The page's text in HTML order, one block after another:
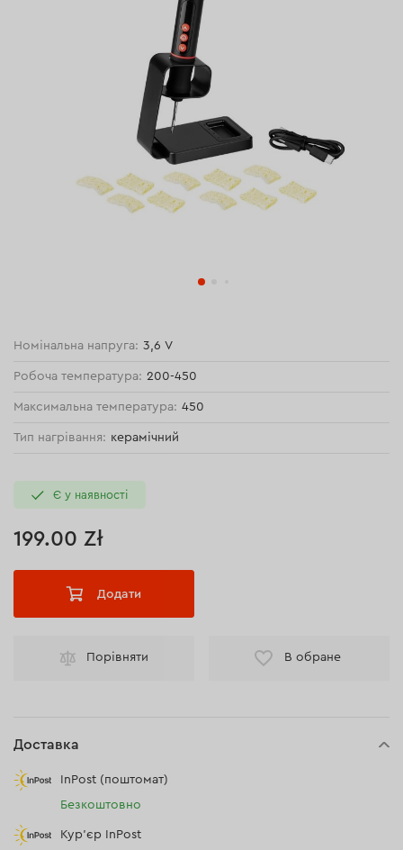
Номінальна напруга: 3,6 V
Робоча температура: 200-450
Максимальна температура: 450
Тип нагрівання: керамічний
Є у наявності
199.00 Zł
Додати
Порівняти В обране
Доставка
InPost (поштомат)
Безкоштовно
Кур'єр InPost